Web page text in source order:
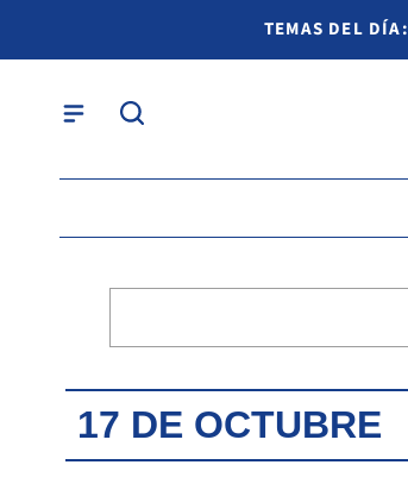
TEMAS DEL DÍA:
17 DE OCTUBRE